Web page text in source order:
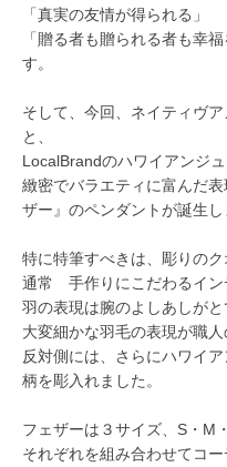
「真実の友情が得られる」
「贈る者も贈られる者も幸
す。
そして、今回、ネイティヴ
と、
LocalBrandのハワイアンジ
緻密でバラエティに富んだ
ザー』のペンダントが誕生し
特に特筆すべきは、彫りのク
通常 手作りにこだわるイン
羽の表現は腕のよしあしがと
大変細かな羽毛の表現が職
反対側には、さらにハワイ
柄を彫入れました。
フェザーは３サイズ、S・M
それぞれを組み合わせてコー